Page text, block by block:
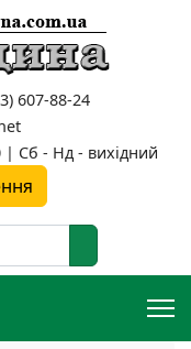
607-88-24
| Сб - Нд - вихідний